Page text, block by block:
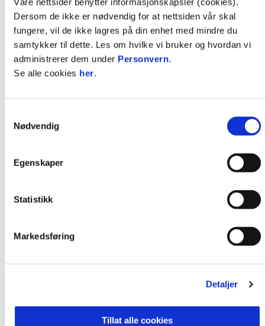
Dersom de ikke er nødvendig for at nettsiden vår skal
fungere, vil de ikke lagres på din enhet med mindre du
samtykker til dette. Les om hvilke vi bruker og hvordan vi
administrerer dem under Personvern.
Se alle cookies her.
Nødvendig
Egenskaper
Statistikk
Markedsføring
Detaljer
Tillat alle cookies
Vunnet med Juventus:
Seriegull 2017/18
Cup-sølv: 2018
Landskamper (mål)
U23: 11 (2)
J19: 32 (9)
Vunnet med Norge:
EM-bronse: 2009
Klubber før Stabæk:
Ble aldri fit igjen. La opp i februar 2019.